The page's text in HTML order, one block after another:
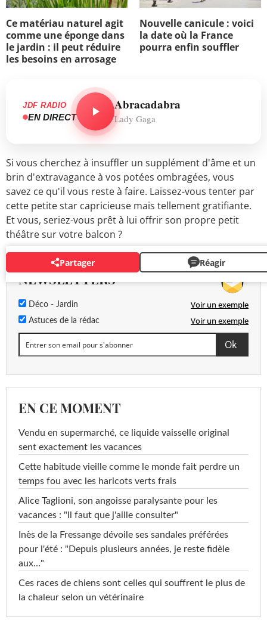
Ce matériau naturel agit
comme une éponge dans
le jardin : il peut réduire
les besoins en arrosage
Nouvelle canicule : voici
la date où la France
pourra enfin souffler
JDF RADIO
EN DIRECT
Abracadabra
Lady Gaga
Si vous cherchez à insuffler un supplément d'âme et un
brin d'extravagance à vos potées ombragées, vous
savez ce qu'il vous reste à faire. Laissez-vous tenter par
cette petite star capricieuse mais tellement gratifiante.
Et vous, seriez-vous prêt à lui offrir son propre petit
théâtre sur votre balcon ?
Partager Réagir
NEWSLETTERS
Déco - Jardin Voir un exemple
Astuces de la rédac Voir un exemple
EN CE MOMENT
Vendu en supermarché, ce liquide vaisselle original
sent exactement les vacances
Cette habitude vieille comme le monde fait perdre un
temps fou avec les haricots verts frais
Alice Taglioni, son angoisse paralysante pour les
vacances : "Il faut que j'aille consulter"
Inès de la Fressange dévoile ses sandales préférées
pour l'été : "Depuis plusieurs années, je reste fidèle
aux…"
Ces races de chiens sont celles qui souffrent le plus de
la chaleur selon un vétérinaire